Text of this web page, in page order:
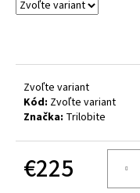
Zvoľte variant
Kód: Zvoľte variant
Značka: Trilobite
€225
O
o
ú
m